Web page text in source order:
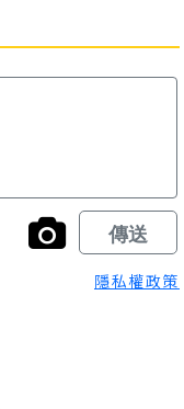
隱私權政策